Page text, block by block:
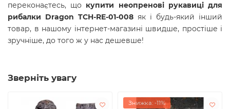
переконаєтесь, що купити неопренові рукавиці для
рибалки Dragon TCH-RE-01-008 як і будь-який інший
товар, в нашому інтернет-магазині швидше, простіше і
зручніше, до того ж у нас дешевше!
Зверніть увагу
Знижка: -11%